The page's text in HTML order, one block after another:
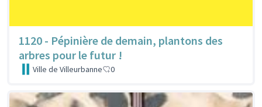
1120 - Pépinière de demain, plantons des
arbres pour le futur !
Ville de Villeurbanne 0